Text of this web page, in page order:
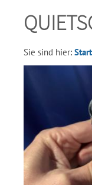
Sie sind hier: